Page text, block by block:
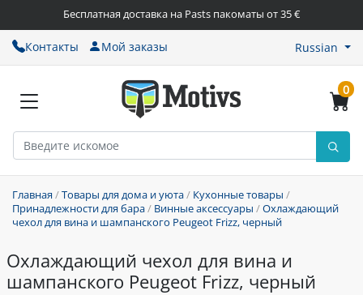
Бесплатная доставка на Pasts пакоматы от 35 €
Контакты Мой заказы Russian
0
Главная/Товары для дома и уюта/ Кухонные товары /
Принадлежности для бара/ Винные аксессуары /Охлаждающий
чехол для вина и шампанского Peugeot Frizz, черный
Охлаждающий чехол для вина и
шампанского Peugeot Frizz, черный